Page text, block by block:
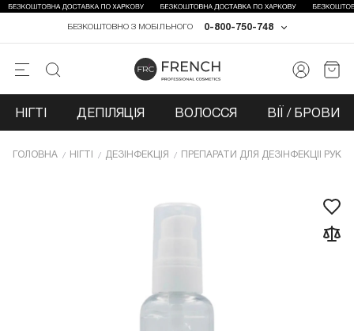
0-800-750-748
БЕЗКОШТОВНО З МОБІЛЬНОГО
НІГТІ ДЕПІЛЯЦІЯ ВОЛОССЯ ВІЇ / БРОВИ
ГОЛОВНА НІГТІ ДЕЗІНФЕКЦІЯ ПРЕПАРАТИ ДЛЯ ДЕЗІНФЕКЦІЇ РУК І